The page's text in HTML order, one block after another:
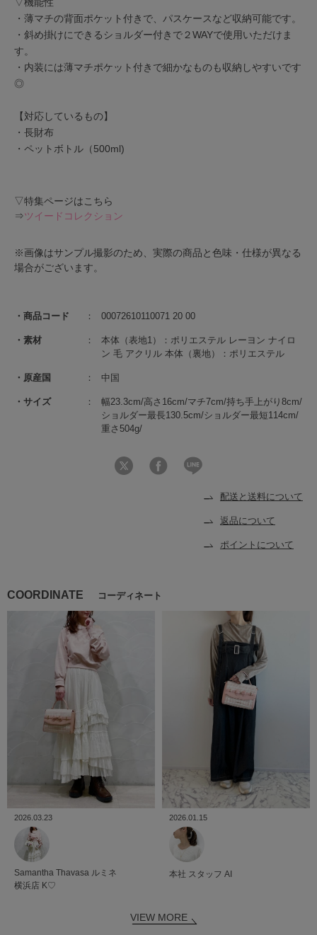
商品コード 00072610110071 20 00
素材
本体（表地1）：ポリエステル レーヨン ナイロ
ン 毛 アクリル 本体（裏地）：ポリエステル
原産国 中国
サイズ
幅23.3cm/高さ16cm/マチ7cm/持ち手上がり8cm/
ショルダー最長130.5cm/ショルダー最短114cm/
重さ504g/
配送と送料について
返品について
ポイントについて
COORDINATE コーディネート
2026.03.23
Samantha Thavasa ルミネ
横浜店 K♡
2026.01.15
本社 スタッフ AI
VIEW MORE
・薄マチの背面ポケット付きで、パスケースなど収納可能です。
・斜め掛けにできるショルダー付きで２WAYで使用いただけま
す。
・内装には薄マチポケット付きで細かなものも収納しやすいです
◎
【対応しているもの】
・長財布
・ペットボトル（500ml)
▽特集ページはこちら
⇒ツイードコレクション
※画像はサンプル撮影のため、実際の商品と色味・仕様が異なる
場合がございます。